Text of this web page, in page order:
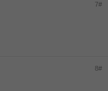
7#
8#